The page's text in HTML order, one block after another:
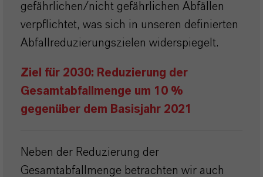
gefährlichen/nicht gefährlichen Abfällen
verpflichtet, was sich in unseren definierten
Abfallreduzierungszielen widerspiegelt.
Ziel für 2030: Reduzierung der
Gesamtabfallmenge um 10 %
gegenüber dem Basisjahr 2021
Neben der Reduzierung der
Gesamtabfallmenge betrachten wir auch